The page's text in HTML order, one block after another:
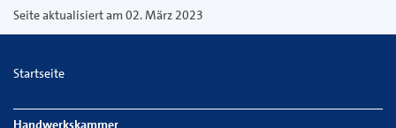
versenden
Seite aktualisiert am 02. März 2023
Startseite
Handwerkskammer